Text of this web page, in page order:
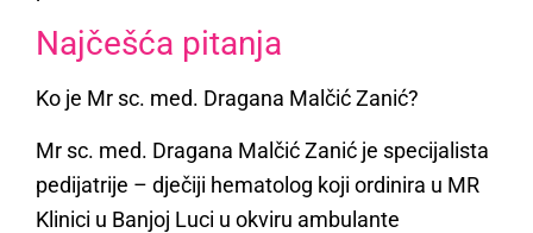
Najčešća pitanja
Ko je Mr sc. med. Dragana Malčić Zanić?
Mr sc. med. Dragana Malčić Zanić je specijalista
pedijatrije – dječiji hematolog koji ordinira u MR
Klinici u Banjoj Luci u okviru ambulante